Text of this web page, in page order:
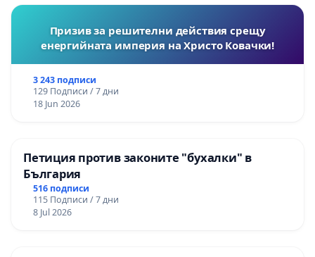
Призив за решителни действия срещу
енергийната империя на Христо Ковачки!
3 243 подписи
129 Подписи / 7 дни
18 Jun 2026
Петиция против законите "бухалки" в
България
516 подписи
115 Подписи / 7 дни
8 Jul 2026